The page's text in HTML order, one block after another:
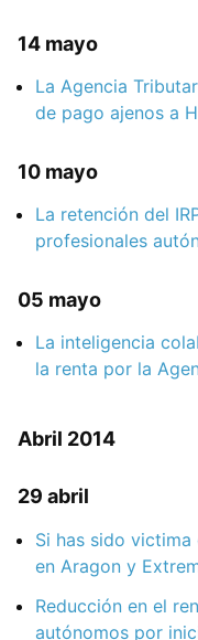
14 mayo
La Agencia
de pago ajenos a
10 mayo
La retención del
profesionales
05 mayo
La inteligencia
la renta por la
Abril 2014
29 abril
Si has sido
en Aragon y
Reducción en el
autónomos por